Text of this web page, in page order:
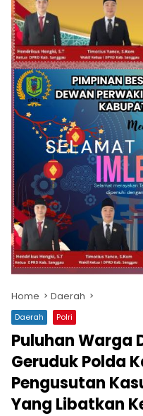
Home Daerah
Daerah Polri
Puluhan Warga
Geruduk Polda
Pengusutan
Yang Libatkan